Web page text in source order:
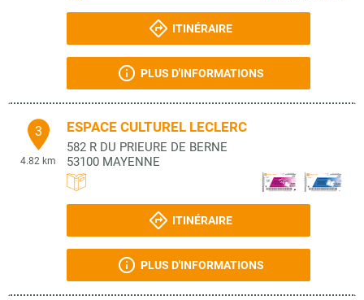
ITINÉRAIRE
PLUS D'INFORMATIONS
3
4.82 km
ESPACE CULTUREL LECLERC
582 R DU PRIEURE DE BERNE
53100 MAYENNE
ITINÉRAIRE
PLUS D'INFORMATIONS